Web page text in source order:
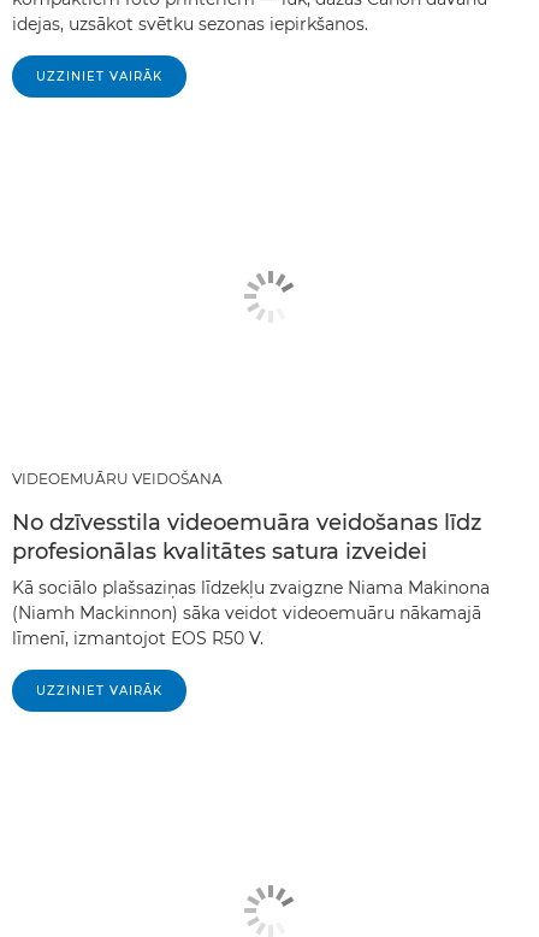
idejas, uzsākot svētku sezonas iepirkšanos.
UZZINIET VAIRĀK
VIDEOEMUĀRU VEIDOŠANA
No dzīvesstila videoemuāra veidošanas līdz
profesionālas kvalitātes satura izveidei
Kā sociālo plašsaziņas līdzekļu zvaigzne Niama Makinona
(Niamh Mackinnon) sāka veidot videoemuāru nākamajā
līmenī, izmantojot EOS R50 V.
UZZINIET VAIRĀK